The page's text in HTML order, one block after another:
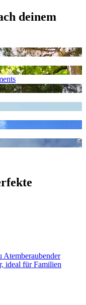
deinem
Atemberaubender
ideal für Familien